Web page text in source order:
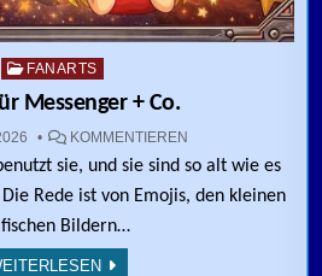
Posted in
FANARTS
Messenger + Co.
KOMMENTIEREN
sie, und sie sind so alt wie es
Rede ist von Emojis, den kleinen
Bildern…